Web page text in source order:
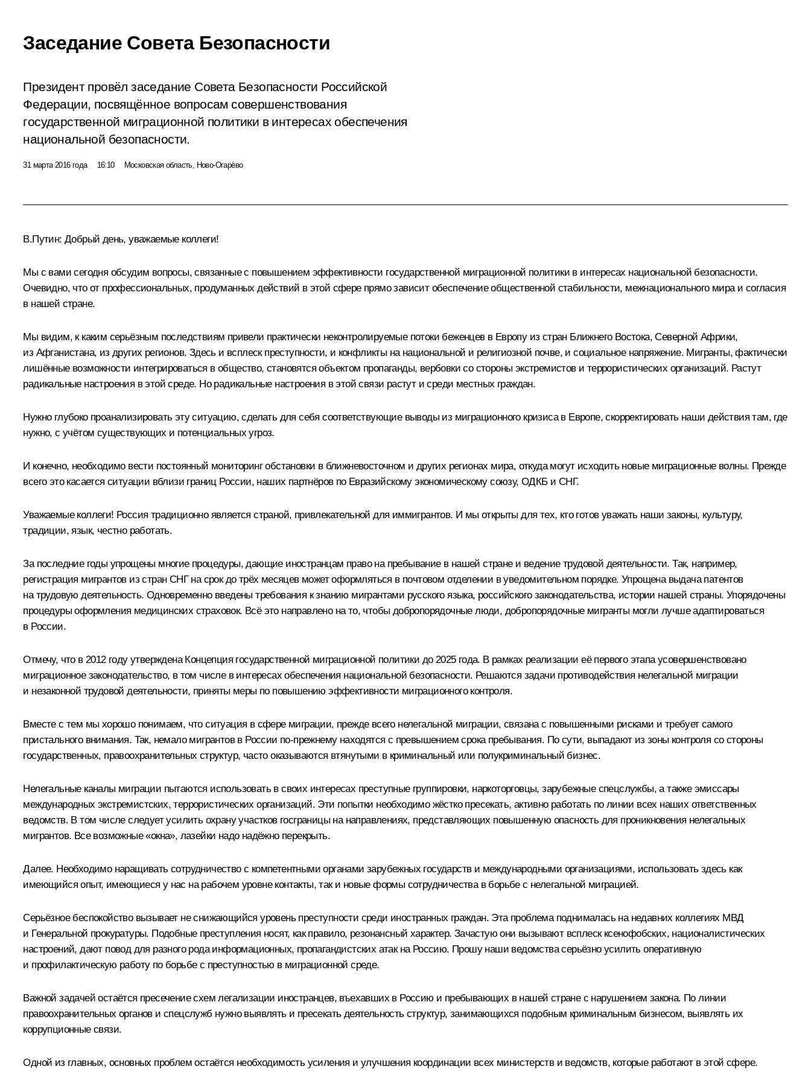
Заседание Совета Безопасности
Президент провёл заседание Совета Безопасности Российской
Федерации, посвящённое вопросам совершенствования
государственной миграционной политики в интересах обеспечения
национальной безопасности.
31 марта 2016 года 16:10 Московская область, Ново-Огарёво
В.Путин: Добрый день, уважаемые коллеги!
Мы с вами сегодня обсудим вопросы, связанные с повышением эффективности государственной миграционной политики в интересах национальной безопасности.
Очевидно, что от профессиональных, продуманных действий в этой сфере прямо зависит обеспечение общественной стабильности, межнационального мира и согласия
в нашей стране.
Мы видим, к каким серьёзным последствиям привели практически неконтролируемые потоки беженцев в Европу из стран Ближнего Востока, Северной Африки,
из Афганистана, из других регионов. Здесь и всплеск преступности, и конфликты на национальной и религиозной почве, и социальное напряжение. Мигранты, фактически
лишённые возможности интегрироваться в общество, становятся объектом пропаганды, вербовки со стороны экстремистов и террористических организаций. Растут
радикальные настроения в этой среде. Но радикальные настроения в этой связи растут и среди местных граждан.
Нужно глубоко проанализировать эту ситуацию, сделать для себя соответствующие выводы из миграционного кризиса в Европе, скорректировать наши действия там, где
нужно, с учётом существующих и потенциальных угроз.
И конечно, необходимо вести постоянный мониторинг обстановки в ближневосточном и других регионах мира, откуда могут исходить новые миграционные волны. Прежде
всего это касается ситуации вблизи границ России, наших партнёров по Евразийскому экономическому союзу, ОДКБ и СНГ.
Уважаемые коллеги! Россия традиционно является страной, привлекательной для иммигрантов. И мы открыты для тех, кто готов уважать наши законы, культуру,
традиции, язык, честно работать.
За последние годы упрощены многие процедуры, дающие иностранцам право на пребывание в нашей стране и ведение трудовой деятельности. Так, например,
регистрация мигрантов из стран СНГ на срок до трёх месяцев может оформляться в почтовом отделении в уведомительном порядке. Упрощена выдача патентов
на трудовую деятельность. Одновременно введены требования к знанию мигрантами русского языка, российского законодательства, истории нашей страны. Упорядочены
процедуры оформления медицинских страховок. Всё это направлено на то, чтобы добропорядочные люди, добропорядочные мигранты могли лучше адаптироваться
в России.
Отмечу, что в 2012 году утверждена Концепция государственной миграционной политики до 2025 года. В рамках реализации её первого этапа усовершенствовано
миграционное законодательство, в том числе в интересах обеспечения национальной безопасности. Решаются задачи противодействия нелегальной миграции
и незаконной трудовой деятельности, приняты меры по повышению эффективности миграционного контроля.
Вместе с тем мы хорошо понимаем, что ситуация в сфере миграции, прежде всего нелегальной миграции, связана с повышенными рисками и требует самого
пристального внимания. Так, немало мигрантов в России по‑прежнему находятся с превышением срока пребывания. По сути, выпадают из зоны контроля со стороны
государственных, правоохранительных структур, часто оказываются втянутыми в криминальный или полукриминальный бизнес.
Нелегальные каналы миграции пытаются использовать в своих интересах преступные группировки, наркоторговцы, зарубежные спецслужбы, а также эмиссары
международных экстремистских, террористических организаций. Эти попытки необходимо жёстко пресекать, активно работать по линии всех наших ответственных
ведомств. В том числе следует усилить охрану участков госграницы на направлениях, представляющих повышенную опасность для проникновения нелегальных
мигрантов. Все возможные «окна», лазейки надо надёжно перекрыть.
Далее. Необходимо наращивать сотрудничество с компетентными органами зарубежных государств и международными организациями, использовать здесь как
имеющийся опыт, имеющиеся у нас на рабочем уровне контакты, так и новые формы сотрудничества в борьбе с нелегальной миграцией.
Серьёзное беспокойство вызывает не снижающийся уровень преступности среди иностранных граждан. Эта проблема поднималась на недавних коллегиях МВД
и Генеральной прокуратуры. Подобные преступления носят, как правило, резонансный характер. Зачастую они вызывают всплеск ксенофобских, националистических
настроений, дают повод для разного рода информационных, пропагандистских атак на Россию. Прошу наши ведомства серьёзно усилить оперативную
и профилактическую работу по борьбе с преступностью в миграционной среде.
Важной задачей остаётся пресечение схем легализации иностранцев, въехавших в Россию и пребывающих в нашей стране с нарушением закона. По линии
правоохранительных органов и спецслужб нужно выявлять и пресекать деятельность структур, занимающихся подобным криминальным бизнесом, выявлять их
коррупционные связи.
Одной из главных, основных проблем остаётся необходимость усиления и улучшения координации всех министерств и ведомств, которые работают в этой сфере.